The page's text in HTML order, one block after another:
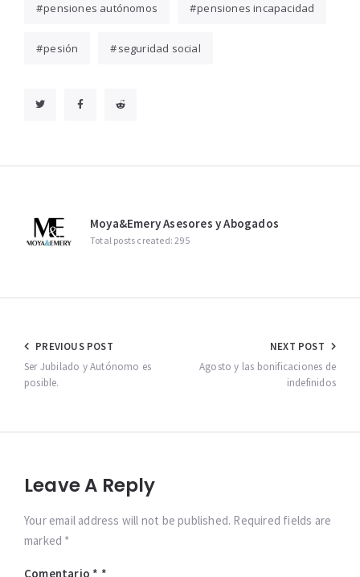
pensiones autónomos pensiones incapacidad
pesión seguridad social
Moya&Emery Asesores y Abogados
Total posts created: 295
Navegación
de
entradas
PREVIOUS POST
Ser Jubilado y Autónomo es
posible.
NEXT POST
Agosto y las bonificaciones de
indefinidos
Leave A Reply
Your email address will not be published. Required fields are
marked *
Comentario *